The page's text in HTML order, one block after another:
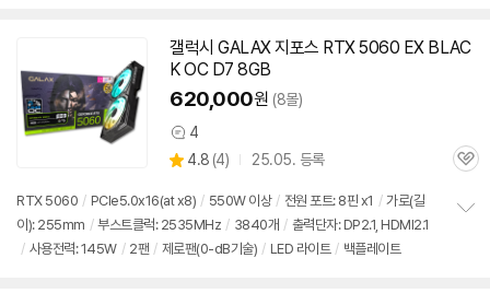
치
갤럭시 GALAX 지포스 RTX 5060 EX BLAC
K OC D7 8GB
620,000원 (8몰)
상
품
견
4
별
점
4.8 (상
리
뷰
4) 25.05. 등록
관
RTX 5060 / PCIe5.0x16(at x8) / 550W 이상 / 전원 포트: 8핀 x1 / 가로(길
이): 255mm / 부스트클럭: 2535MHz / 3840개 / 출력단자: DP2.1, HDMI2.1
/ 사용전력: 145W / 2팬 / 제로팬(0-dB기술) / LED 라이트 / 백플레이트